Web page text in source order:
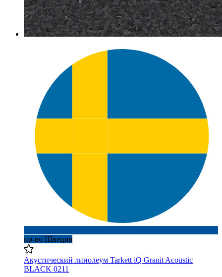
пр-во Швеция
Акустический линолеум Tarkett iQ Granit Acoustic
BLACK 0211